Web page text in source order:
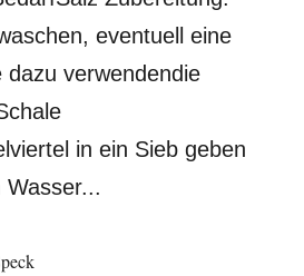
eventuell eine
dazu verwendendie
in ein Sieb geben